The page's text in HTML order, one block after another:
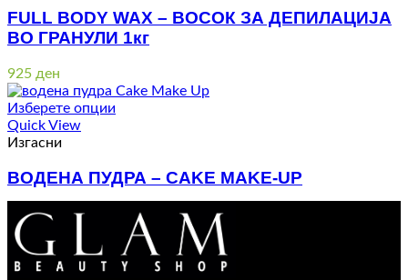
FULL BODY WAX – ВОСОК ЗА ДЕПИЛАЦИЈА
ВО ГРАНУЛИ 1кг
925 ден
Изберете опции
Quick View
Изгасни
ВОДЕНА ПУДРА – CAKE MAKE-UP
1.260ден